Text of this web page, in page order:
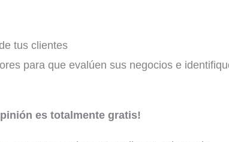
tus clientes
para que evalúen sus negocios e
es totalmente gratis!